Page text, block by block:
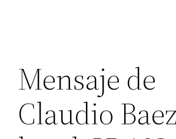
Mensaje de
Claudio